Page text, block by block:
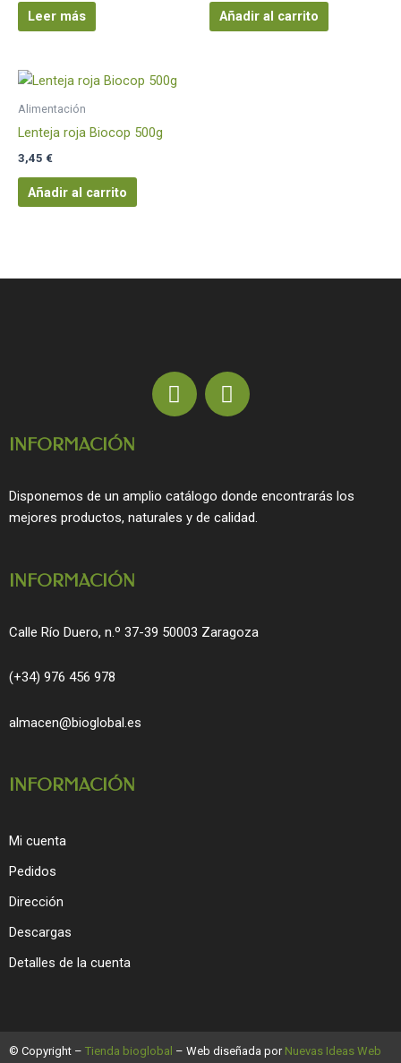
Leer más Añadir al carrito
Alimentación
Lenteja roja Biocop 500g
3,45 €
Añadir al carrito
F
a
o
o
I
n
g
r
INFORMACIÓN
Disponemos de un amplio catálogo donde encontrarás los
mejores productos, naturales y de calidad.
INFORMACIÓN
Calle Río Duero, n.º 37-39 50003 Zaragoza
(+34) 976 456 978
almacen@bioglobal.es
INFORMACIÓN
Mi cuenta
Pedidos
Dirección
Descargas
Detalles de la cuenta
© Copyright – Tienda bioglobal – Web diseñada por Nuevas Ideas Web